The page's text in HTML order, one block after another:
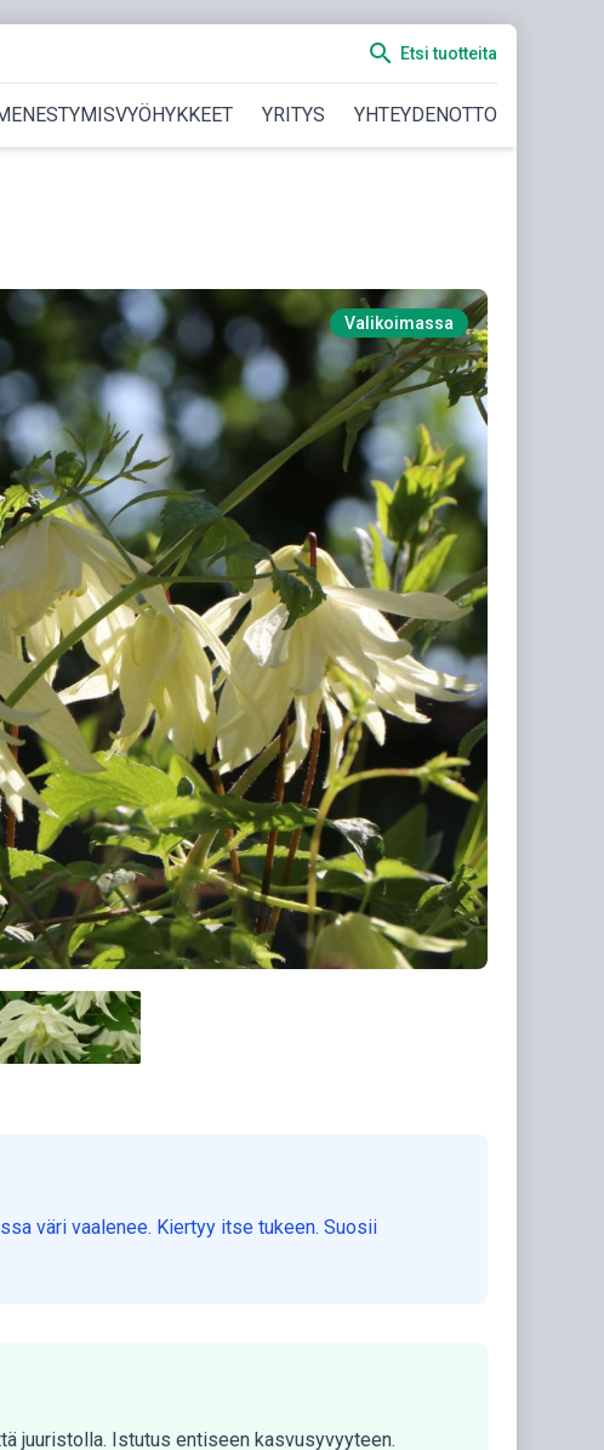
search Etsi tuotteita
YRITYS YHTEYDENOTTO
Valikoimassa
väri vaalenee. Kiertyy itse tukeen. Suosii
juuristolla. Istutus entiseen kasvusyvyyteen.